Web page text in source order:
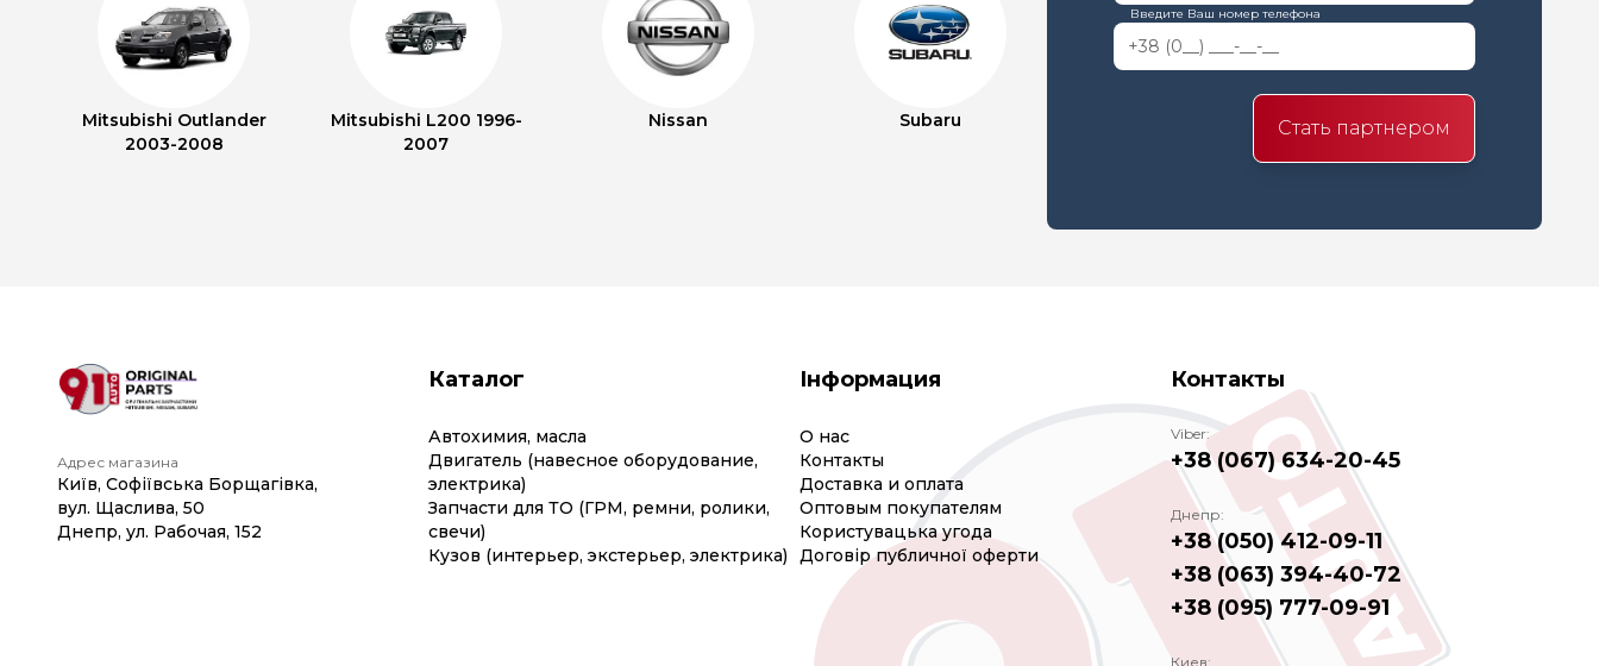
Mitsubishi Outlander
2003-2008
Mitsubishi L200 1996-
2007
Nissan Subaru
Введите Ваш номер телефона
Стать партнером
Адрес магазина
Київ, Софіївська Борщагівка,
вул. Щаслива, 50
Днепр, ул. Рабочая, 152
Каталог
Автохимия, масла
Двигатель (навесное оборудование,
электрика)
Запчасти для ТО (ГРМ, ремни, ролики,
свечи)
Кузов (интерьер, экстерьер, электрика)
Інформация
О нас
Контакты
Доставка и оплата
Оптовым покупателям
Користувацька угода
Договір публичної оферти
Контакты
Viber:
+38 (067) 634-20-45
Днепр:
+38 (050) 412-09-11
+38 (063) 394-40-72
+38 (095) 777-09-91
Киев: